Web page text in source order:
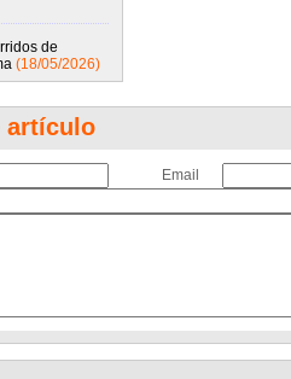
de
(18/05/2026)
artículo
Email